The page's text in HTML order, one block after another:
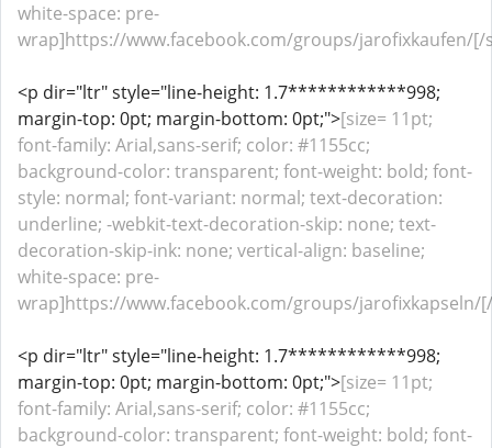
white-space: pre-
wrap]https://www.facebook.com/groups/jarofixkaufen/[/
<p dir="ltr" style="line-height: 1.7************998;
margin-top: 0pt; margin-bottom: 0pt;">[size= 11pt;
font-family: Arial,sans-serif; color: #1155cc;
background-color: transparent; font-weight: bold; font-
style: normal; font-variant: normal; text-decoration:
underline; -webkit-text-decoration-skip: none; text-
decoration-skip-ink: none; vertical-align: baseline;
white-space: pre-
wrap]https://www.facebook.com/groups/jarofixkapseln/
<p dir="ltr" style="line-height: 1.7************998;
margin-top: 0pt; margin-bottom: 0pt;">[size= 11pt;
font-family: Arial,sans-serif; color: #1155cc;
background-color: transparent; font-weight: bold; font-